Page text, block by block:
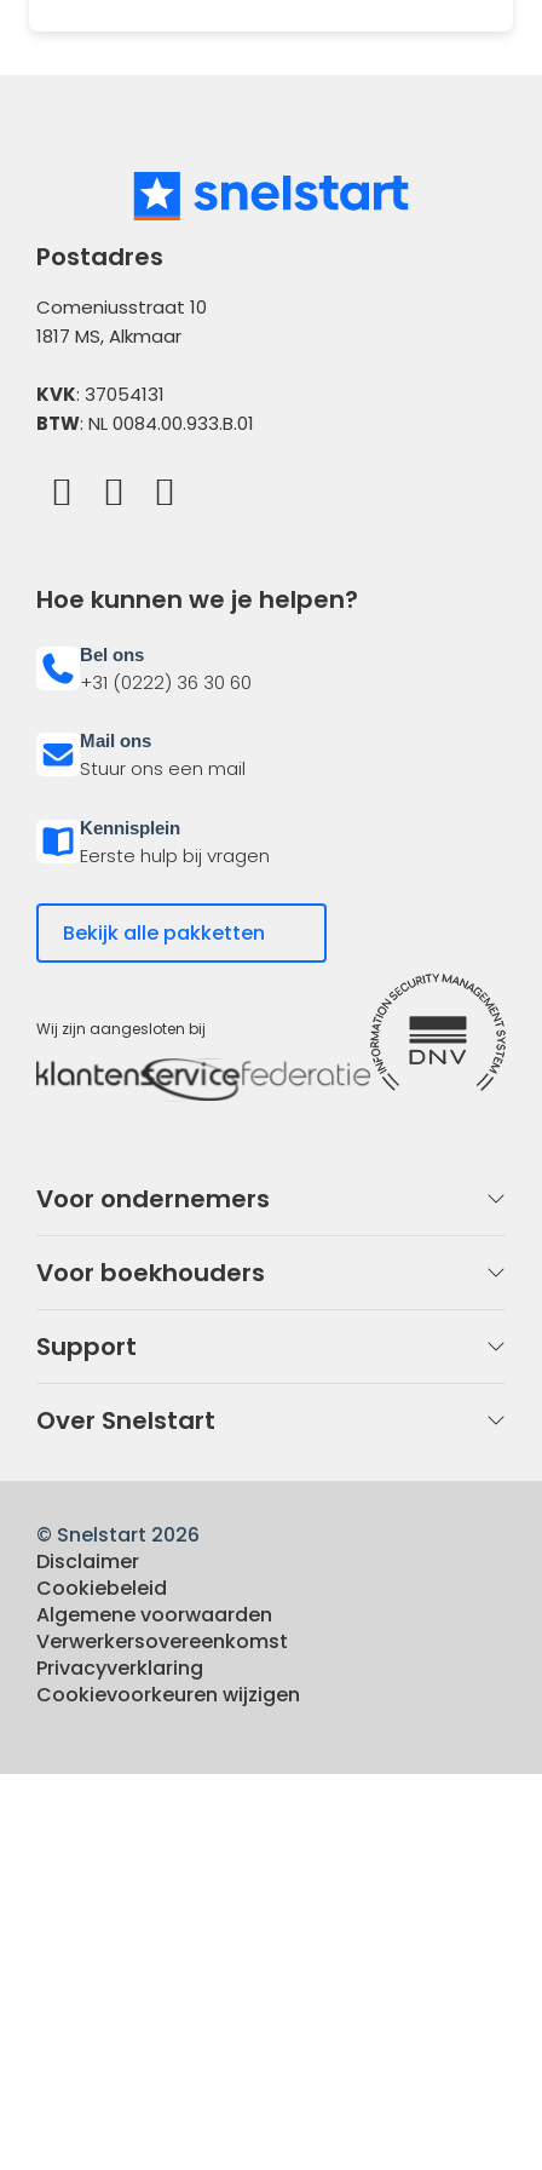
Postadres
Comeniusstraat 10
1817 MS, Alkmaar
KVK: 37054131
BTW: NL 0084.00.933.B.01
Hoe kunnen we je helpen?
Bel ons
+31 (0222) 36 30 60
Mail ons
Stuur ons een mail
Kennisplein
Eerste hulp bij vragen
Bekijk alle pakketten
Wij zijn aangesloten bij
Voor ondernemers
Voor boekhouders
Support
Over Snelstart
© Snelstart 2026
Disclaimer
Cookiebeleid
Algemene voorwaarden
Verwerkersovereenkomst
Privacyverklaring
Cookievoorkeuren wijzigen